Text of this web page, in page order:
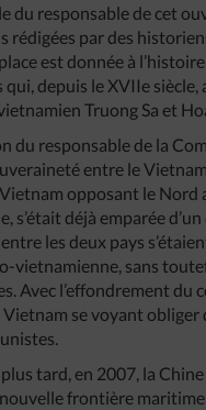
du responsable de cet
rédigées par des
est donnée à
qui, depuis le XVIIe
Truong Sa et
du responsable de la
entre le
opposant le Nord
s’était déjà emparée
les deux pays
vietnamienne, sans
Avec l’effondrement
se voyant obliger
tard, en 2007, la
frontière maritime